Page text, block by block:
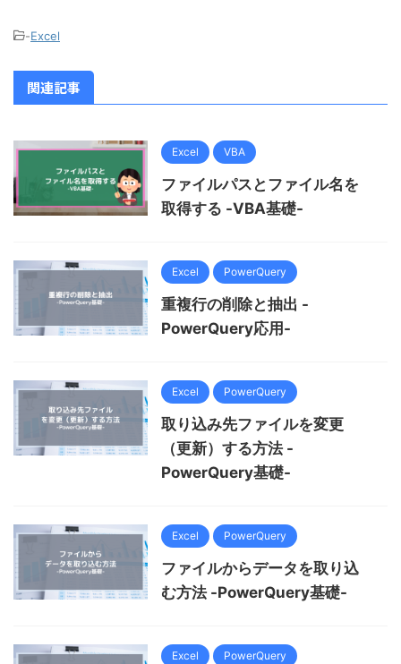
-Excel
関連記事
Excel VBA
ファイルパスとファイル名を
取得する -VBA基礎-
Excel PowerQuery
重複行の削除と抽出 -
PowerQuery応用-
Excel PowerQuery
取り込み先ファイルを変更
（更新）する方法 -
PowerQuery基礎-
Excel PowerQuery
ファイルからデータを取り込
む方法 -PowerQuery基礎-
Excel PowerQuery